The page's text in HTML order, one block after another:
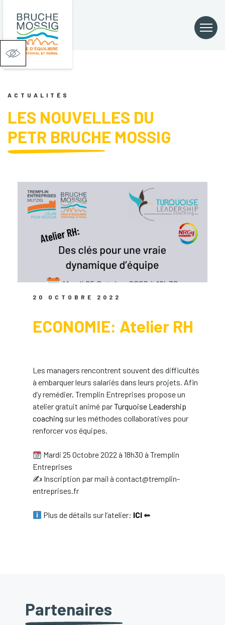
Ouvrir la barre d’outils
ACTUALITÉS
LES NOUVELLES DU
PETR BRUCHE MOSSIG
20 OCTOBRE 2022
ECONOMIE: Atelier RH
Les managers rencontrent souvent des difficultés
à embarquer leurs salariés dans leurs projets. Afin
d’y remédier, Tremplin Entreprises propose un
atelier gratuit animé parTurquoise Leadership
coaching sur les méthodes collaboratives pour
renforcer vos équipes.
Mardi 25 Octobre 2022 à 18h30 à Tremplin
Entreprises
✍ Inscription par mail à contact@tremplin-
entreprises.fr
Plus de détails sur l’atelier: ICI⬅
Partenaires